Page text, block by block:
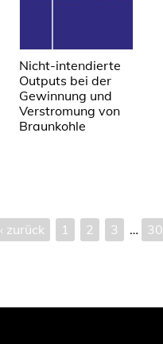
Nicht-intendierte
Outputs bei der
Gewinnung und
Verstromung von
Braunkohle
‹ zurück 1 2 3 … 30